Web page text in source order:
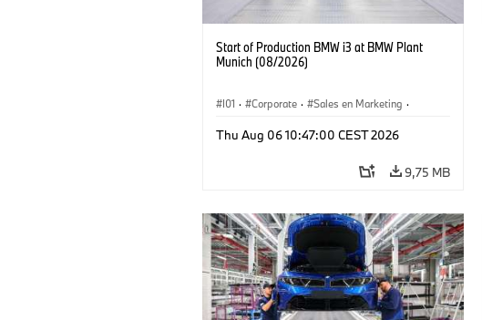
Start of Production BMW i3 at BMW Plant
Munich (08/2026)
I01 · Corporate · Sales en Marketing ·
Thu Aug 06 10:47:00 CEST 2026
9,75 MB